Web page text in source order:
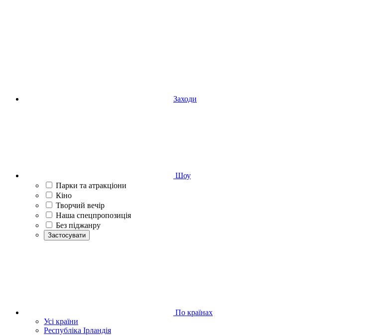
Заходи
Шоу
Парки та атракціони
Кіно
Творчий вечір
Наша спецпропозиція
Без піджанру
Застосувати
По країнах
Усі країни
Республіка Ірландія